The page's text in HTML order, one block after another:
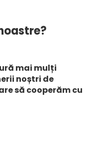
mai mulți
noștri de
să cooperăm cu